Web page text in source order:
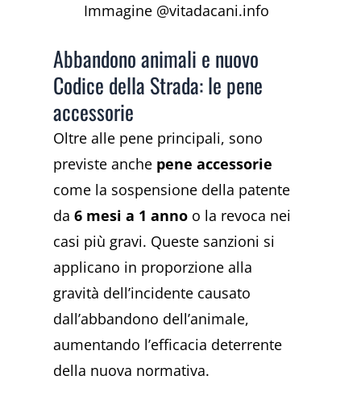
Immagine @vitadacani.info
Abbandono animali e nuovo
Codice della Strada: le pene
accessorie
Oltre alle pene principali, sono
previste anche pene accessorie
come la sospensione della patente
da6 mesi a 1 anno o la revoca nei
casi più gravi. Queste sanzioni si
applicano in proporzione alla
gravità dell’incidente causato
dall’abbandono dell’animale,
aumentando l’efficacia deterrente
della nuova normativa.